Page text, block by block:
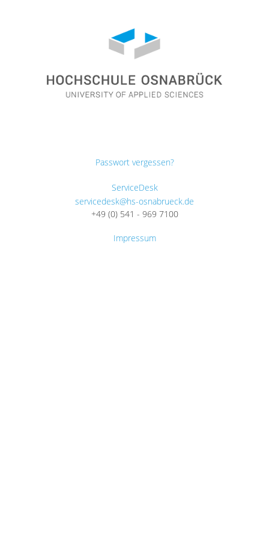
Passwort vergessen?
ServiceDesk
servicedesk@hs-osnabrueck.de
+49 (0) 541 - 969 7100
Impressum